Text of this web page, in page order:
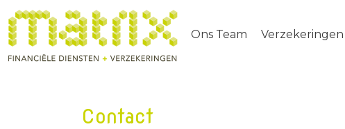
Ons Team Verzekeringen
Contact